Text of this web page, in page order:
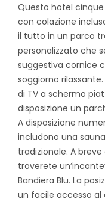
Questo hotel
con colazione
il tutto in un parco
personalizzato che
suggestiva cornice
soggiorno
di TV a schermo
disposizione un
A disposizione
includono una
tradizionale. A
troverete
Bandiera Blu. La
un facile accesso al